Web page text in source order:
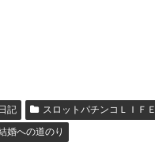
記
スロットパチンコＬＩＦＥ
婚への道のり